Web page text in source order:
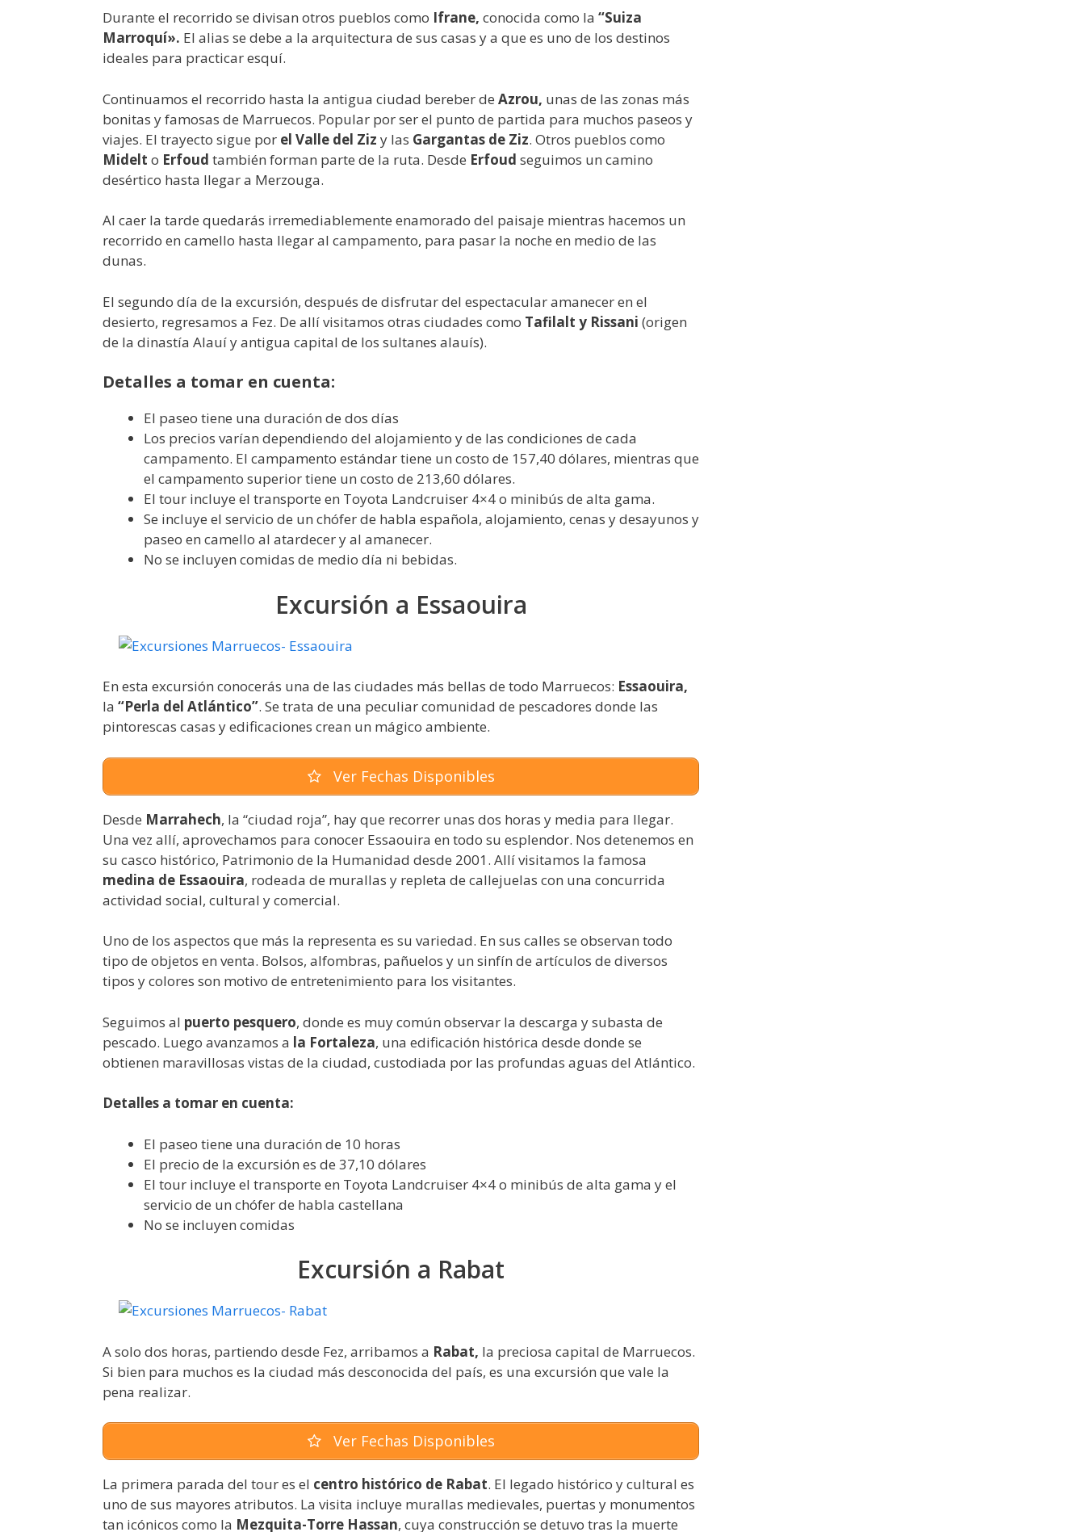
Durante el recorrido se divisan otros pueblos como Ifrane, conocida como la “Suiza
Marroquí». El alias se debe a la arquitectura de sus casas y a que es uno de los destinos
ideales para practicar esquí.
Continuamos el recorrido hasta la antigua ciudad bereber de Azrou, unas de las zonas más
bonitas y famosas de Marruecos. Popular por ser el punto de partida para muchos paseos y
viajes. El trayecto sigue por el Valle del Ziz y las Gargantas de Ziz. Otros pueblos como
Midelt o Erfoud también forman parte de la ruta. Desde Erfoud seguimos un camino
desértico hasta llegar a Merzouga.
Al caer la tarde quedarás irremediablemente enamorado del paisaje mientras hacemos un
recorrido en camello hasta llegar al campamento, para pasar la noche en medio de las
dunas.
El segundo día de la excursión, después de disfrutar del espectacular amanecer en el
desierto, regresamos a Fez. De allí visitamos otras ciudades como Tafilalt y Rissani (origen
de la dinastía Alauí y antigua capital de los sultanes alauís).
Detalles a tomar en cuenta:
El paseo tiene una duración de dos días
Los precios varían dependiendo del alojamiento y de las condiciones de cada
campamento. El campamento estándar tiene un costo de 157,40 dólares, mientras que
el campamento superior tiene un costo de 213,60 dólares.
El tour incluye el transporte en Toyota Landcruiser 4×4 o minibús de alta gama.
Se incluye el servicio de un chófer de habla española, alojamiento, cenas y desayunos y
paseo en camello al atardecer y al amanecer.
No se incluyen comidas de medio día ni bebidas.
Excursión a Essaouira
En esta excursión conocerás una de las ciudades más bellas de todo Marruecos: Essaouira,
la “Perla del Atlántico”. Se trata de una peculiar comunidad de pescadores donde las
pintorescas casas y edificaciones crean un mágico ambiente.
Ver Fechas Disponibles
Desde Marrahech, la “ciudad roja”, hay que recorrer unas dos horas y media para llegar.
Una vez allí, aprovechamos para conocer Essaouira en todo su esplendor. Nos detenemos en
su casco histórico, Patrimonio de la Humanidad desde 2001. Allí visitamos la famosa
medina de Essaouira, rodeada de murallas y repleta de callejuelas con una concurrida
actividad social, cultural y comercial.
Uno de los aspectos que más la representa es su variedad. En sus calles se observan todo
tipo de objetos en venta. Bolsos, alfombras, pañuelos y un sinfín de artículos de diversos
tipos y colores son motivo de entretenimiento para los visitantes.
Seguimos al puerto pesquero, donde es muy común observar la descarga y subasta de
pescado. Luego avanzamos a la Fortaleza, una edificación histórica desde donde se
obtienen maravillosas vistas de la ciudad, custodiada por las profundas aguas del Atlántico.
Detalles a tomar en cuenta:
El paseo tiene una duración de 10 horas
El precio de la excursión es de 37,10 dólares
El tour incluye el transporte en Toyota Landcruiser 4×4 o minibús de alta gama y el
servicio de un chófer de habla castellana
No se incluyen comidas
Excursión a Rabat
A solo dos horas, partiendo desde Fez, arribamos a Rabat, la preciosa capital de Marruecos.
Si bien para muchos es la ciudad más desconocida del país, es una excursión que vale la
pena realizar.
Ver Fechas Disponibles
La primera parada del tour es el centro histórico de Rabat. El legado histórico y cultural es
uno de sus mayores atributos. La visita incluye murallas medievales, puertas y monumentos
tan icónicos como la Mezquita-Torre Hassan, cuya construcción se detuvo tras la muerte